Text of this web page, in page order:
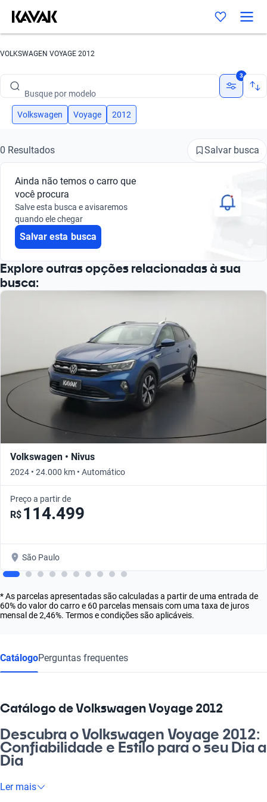
VOLKSWAGEN VOYAGE 2012
Busque por versão
Busque por marca
Busque por modelo
Busque por versão
3
Volkswagen Voyage 2012
0 Resultados Salvar busca
Ainda não temos o carro que
você procura
Salve esta busca e avisaremos
quando ele chegar
Salvar esta busca
Explore outras opções relacionadas à sua
busca:
Volkswagen • Nivus
2024 • 24.000 km • Automático
Preço a partir de
R$ 114.499
São Paulo
* As parcelas apresentadas são calculadas a partir de uma entrada de
60% do valor do carro e 60 parcelas mensais com uma taxa de juros
mensal de 2,46%. Termos e condições são aplicáveis.
CatálogoPerguntas frequentes
Catálogo de Volkswagen Voyage 2012
Descubra o Volkswagen Voyage 2012:
Confiabilidade e Estilo para o seu Dia a
Dia
Se você está em busca de um carro que une estilo e
Ler mais